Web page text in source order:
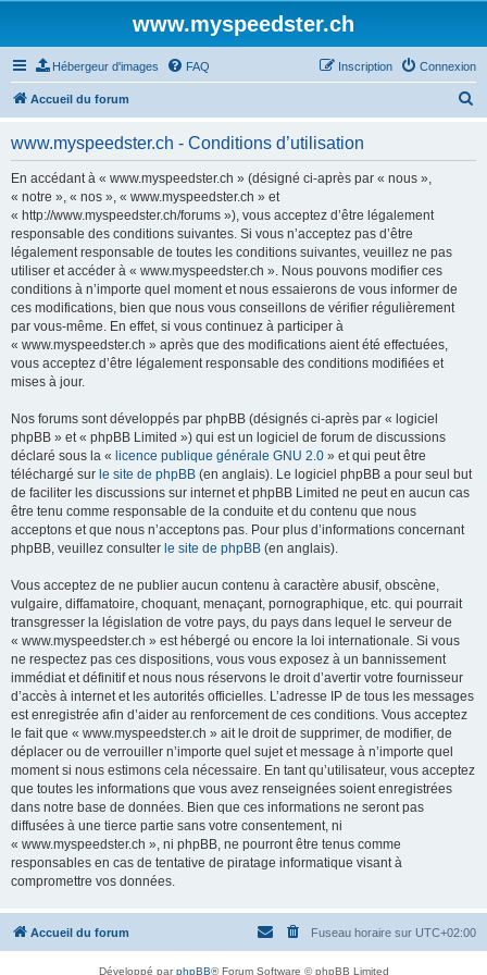
www.myspeedster.ch
Hébergeur d'images FAQ Connexion
Inscription
Accueil du forum
www.myspeedster.ch - Conditions d’utilisation
En accédant à « www.myspeedster.ch » (désigné ci-après par « nous »,
« notre », « nos », « www.myspeedster.ch » et
« http://www.myspeedster.ch/forums »), vous acceptez d’être légalement
responsable des conditions suivantes. Si vous n’acceptez pas d’être
légalement responsable de toutes les conditions suivantes, veuillez ne pas
utiliser et accéder à « www.myspeedster.ch ». Nous pouvons modifier ces
conditions à n’importe quel moment et nous essaierons de vous informer de
ces modifications, bien que nous vous conseillons de vérifier régulièrement
par vous-même. En effet, si vous continuez à participer à
« www.myspeedster.ch » après que des modifications aient été effectuées,
vous acceptez d’être légalement responsable des conditions modifiées et
mises à jour.
Nos forums sont développés par phpBB (désignés ci-après par « logiciel
phpBB » et « phpBB Limited ») qui est un logiciel de forum de discussions
déclaré sous la « licence publique générale GNU 2.0 » et qui peut être
téléchargé sur le site de phpBB (en anglais). Le logiciel phpBB a pour seul but
de faciliter les discussions sur internet et phpBB Limited ne peut en aucun cas
être tenu comme responsable de la conduite et du contenu que nous
acceptons et que nous n’acceptons pas. Pour plus d’informations concernant
phpBB, veuillez consulter le site de phpBB (en anglais).
Vous acceptez de ne publier aucun contenu à caractère abusif, obscène,
vulgaire, diffamatoire, choquant, menaçant, pornographique, etc. qui pourrait
transgresser la législation de votre pays, du pays dans lequel le serveur de
« www.myspeedster.ch » est hébergé ou encore la loi internationale. Si vous
ne respectez pas ces dispositions, vous vous exposez à un bannissement
immédiat et définitif et nous nous réservons le droit d’avertir votre fournisseur
d’accès à internet et les autorités officielles. L’adresse IP de tous les messages
est enregistrée afin d’aider au renforcement de ces conditions. Vous acceptez
le fait que « www.myspeedster.ch » ait le droit de supprimer, de modifier, de
déplacer ou de verrouiller n’importe quel sujet et message à n’importe quel
moment si nous estimons cela nécessaire. En tant qu’utilisateur, vous acceptez
que toutes les informations que vous avez renseignées soient enregistrées
dans notre base de données. Bien que ces informations ne seront pas
diffusées à une tierce partie sans votre consentement, ni
« www.myspeedster.ch », ni phpBB, ne pourront être tenus comme
responsables en cas de tentative de piratage informatique visant à
compromettre vos données.
Accueil du forum Fuseau horaire sur UTC+02:00
Développé parphpBB® Forum Software © phpBB Limited